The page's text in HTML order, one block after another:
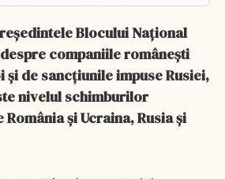
Blocului Naţional
companiile româneşti
şi de sancţiunile impuse Rusiei,
nivelul schimburilor
şi Ucraina, Rusia şi